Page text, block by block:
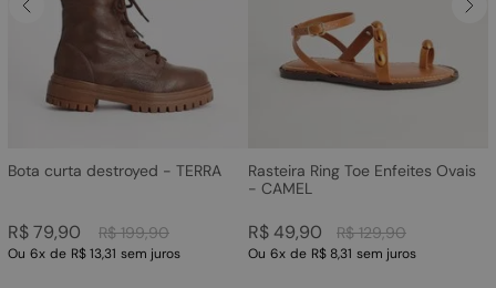
Bota curta destroyed - TERRA
R$ 199,90
R$79,90
Ou 6x de R$ 13,31 sem juros
Rasteira Ring Toe Enfeites Ovais
- CAMEL
R$ 129,90
R$49,90
Ou 6x de R$ 8,31 sem juros